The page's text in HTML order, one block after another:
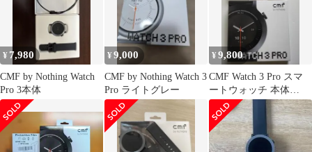
可能 柔軟 通気性 ベル
ト - ブラック
¥ 7,980
CMF by Nothing Watch
Pro 3本体
¥9,000
CMF by Nothing Watch 3
Pro ライトグレー
¥9,800
CMF Watch 3 Pro スマ
ートウォッチ 本体
NOTHING